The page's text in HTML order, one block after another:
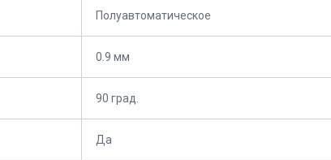
Полуавтоматическое
0.9 мм
90 град.
Да